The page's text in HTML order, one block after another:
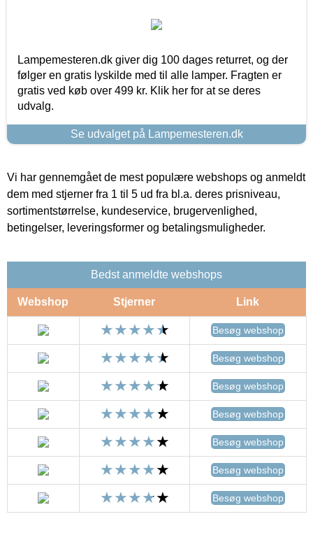
Lampemesteren.dk giver dig 100 dages returret, og der
følger en gratis lyskilde med til alle lamper. Fragten er
gratis ved køb over 499 kr. Klik her for at se deres
udvalg.
Se udvalget på Lampemesteren.dk
Vi har gennemgået de mest populære webshops og anmeldt
dem med stjerner fra 1 til 5 ud fra bl.a. deres prisniveau,
sortimentstørrelse, kundeservice, brugervenlighed,
betingelser, leveringsformer og betalingsmuligheder.
Bedst anmeldte webshops
Webshop Stjerner Link
Besøg webshop
Besøg webshop
Besøg webshop
Besøg webshop
Besøg webshop
Besøg webshop
Besøg webshop